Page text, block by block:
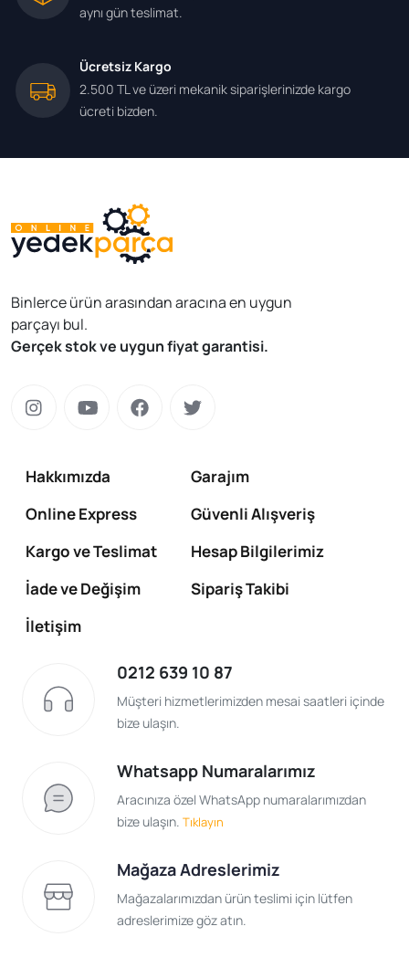
aynı gün teslimat.
Ücretsiz Kargo
2.500 TL ve üzeri mekanik siparişlerinizde kargo
ücreti bizden.
Binlerce ürün arasından aracına en uygun
parçayı bul.
Gerçek stok ve uygun fiyat garantisi.
Hakkımızda
Garajım
Online Express
Güvenli Alışveriş
Kargo ve Teslimat
Hesap Bilgilerimiz
İade ve Değişim
Sipariş Takibi
İletişim
0212 639 10 87
Müşteri hizmetlerimizden mesai saatleri içinde
bize ulaşın.
Whatsapp Numaralarımız
Aracınıza özel WhatsApp numaralarımızdan
bize ulaşın. Tıklayın
Mağaza Adreslerimiz
Mağazalarımızdan ürün teslimi için lütfen
adreslerimize göz atın.